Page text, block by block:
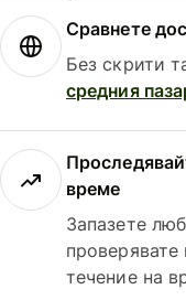
Сравнете
Без скрити
средния
време
Запазете
проверявате
течение на